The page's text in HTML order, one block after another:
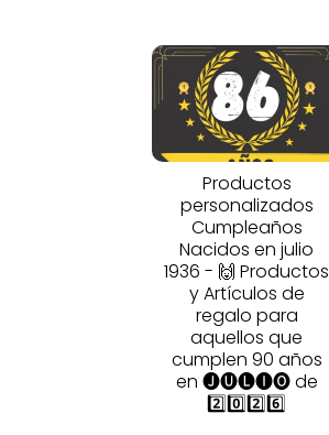
Productos
personalizados
Cumpleaños
Nacidos en julio
1936 - 🙌 Productos
y Artículos de
regalo para
aquellos que
cumplen 90 años
en 🅙🅤🅛🅘🅞 de
2️⃣0️⃣2️⃣6️⃣